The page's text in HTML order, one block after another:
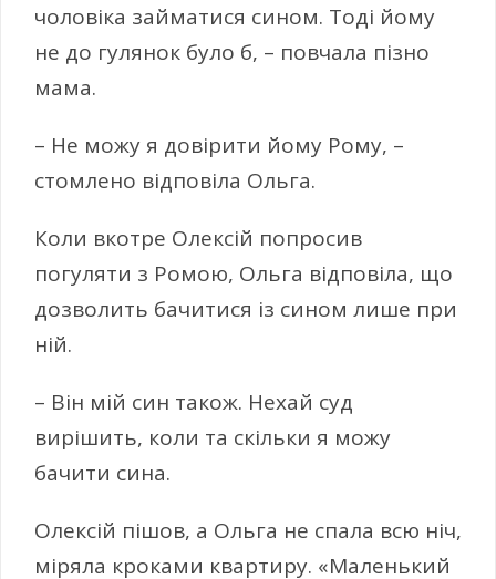
чоловіка займатися сином. Тоді йому
не до гулянок було б, – повчала пізно
мама.
– Не можу я довірити йому Рому, –
стомлено відповіла Ольга.
Коли вкотре Олексій попросив
погуляти з Ромою, Ольга відповіла, що
дозволить бачитися із сином лише при
ній.
– Він мій син також. Нехай суд
вирішить, коли та скільки я можу
бачити сина.
Олексій пішов, а Ольга не спала всю ніч,
міряла кроками квартиру. «Маленький